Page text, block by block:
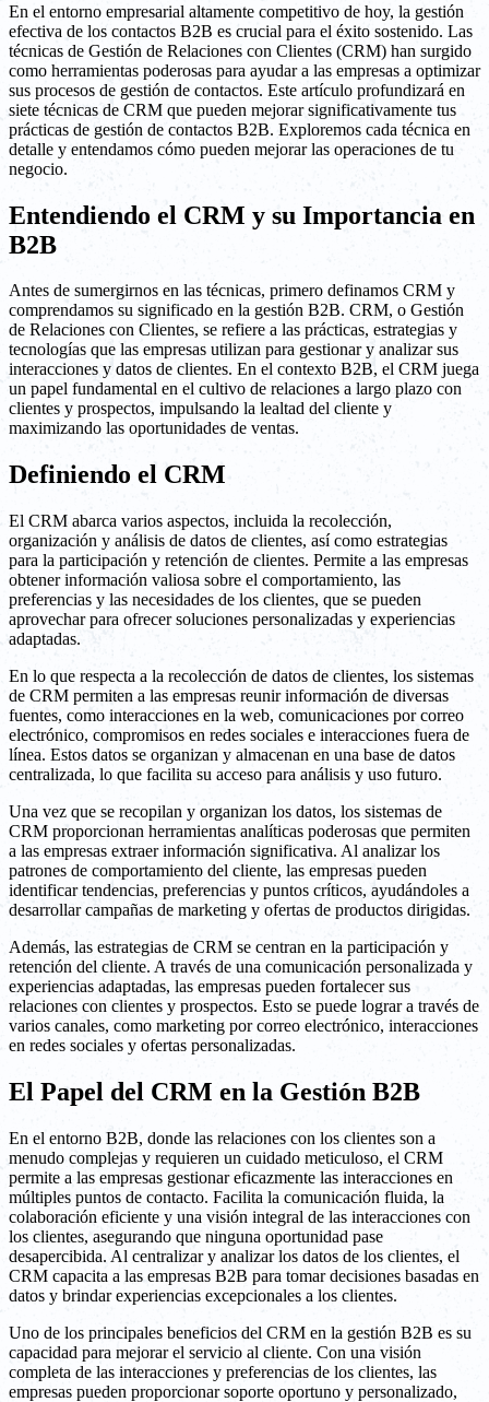
En el entorno empresarial altamente competitivo de hoy, la gestión
efectiva de los contactos B2B es crucial para el éxito sostenido. Las
técnicas de Gestión de Relaciones con Clientes (CRM) han surgido
como herramientas poderosas para ayudar a las empresas a optimizar
sus procesos de gestión de contactos. Este artículo profundizará en
siete técnicas de CRM que pueden mejorar significativamente tus
prácticas de gestión de contactos B2B. Exploremos cada técnica en
detalle y entendamos cómo pueden mejorar las operaciones de tu
negocio.
Entendiendo el CRM y su Importancia en
B2B
Antes de sumergirnos en las técnicas, primero definamos CRM y
comprendamos su significado en la gestión B2B. CRM, o Gestión
de Relaciones con Clientes, se refiere a las prácticas, estrategias y
tecnologías que las empresas utilizan para gestionar y analizar sus
interacciones y datos de clientes. En el contexto B2B, el CRM juega
un papel fundamental en el cultivo de relaciones a largo plazo con
clientes y prospectos, impulsando la lealtad del cliente y
maximizando las oportunidades de ventas.
Definiendo el CRM
El CRM abarca varios aspectos, incluida la recolección,
organización y análisis de datos de clientes, así como estrategias
para la participación y retención de clientes. Permite a las empresas
obtener información valiosa sobre el comportamiento, las
preferencias y las necesidades de los clientes, que se pueden
aprovechar para ofrecer soluciones personalizadas y experiencias
adaptadas.
En lo que respecta a la recolección de datos de clientes, los sistemas
de CRM permiten a las empresas reunir información de diversas
fuentes, como interacciones en la web, comunicaciones por correo
electrónico, compromisos en redes sociales e interacciones fuera de
línea. Estos datos se organizan y almacenan en una base de datos
centralizada, lo que facilita su acceso para análisis y uso futuro.
Una vez que se recopilan y organizan los datos, los sistemas de
CRM proporcionan herramientas analíticas poderosas que permiten
a las empresas extraer información significativa. Al analizar los
patrones de comportamiento del cliente, las empresas pueden
identificar tendencias, preferencias y puntos críticos, ayudándoles a
desarrollar campañas de marketing y ofertas de productos dirigidas.
Además, las estrategias de CRM se centran en la participación y
retención del cliente. A través de una comunicación personalizada y
experiencias adaptadas, las empresas pueden fortalecer sus
relaciones con clientes y prospectos. Esto se puede lograr a través de
varios canales, como marketing por correo electrónico, interacciones
en redes sociales y ofertas personalizadas.
El Papel del CRM en la Gestión B2B
En el entorno B2B, donde las relaciones con los clientes son a
menudo complejas y requieren un cuidado meticuloso, el CRM
permite a las empresas gestionar eficazmente las interacciones en
múltiples puntos de contacto. Facilita la comunicación fluida, la
colaboración eficiente y una visión integral de las interacciones con
los clientes, asegurando que ninguna oportunidad pase
desapercibida. Al centralizar y analizar los datos de los clientes, el
CRM capacita a las empresas B2B para tomar decisiones basadas en
datos y brindar experiencias excepcionales a los clientes.
Uno de los principales beneficios del CRM en la gestión B2B es su
capacidad para mejorar el servicio al cliente. Con una visión
completa de las interacciones y preferencias de los clientes, las
empresas pueden proporcionar soporte oportuno y personalizado,